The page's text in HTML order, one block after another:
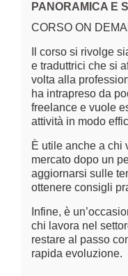
PANORAMICA E
CORSO ON
Il corso si rivolge
e traduttrici che si
volta alla
ha intrapreso da
freelance e vuole
attività in modo
È utile anche a chi
mercato dopo un
aggiornarsi sulle
ottenere consigli
Infine, è
chi lavora nel
restare al passo
rapida evoluzione.